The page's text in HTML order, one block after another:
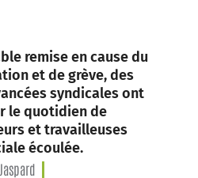
remise en cause du
et de grève, des
syndicales ont
le quotidien de
et travailleuses
écoulée.